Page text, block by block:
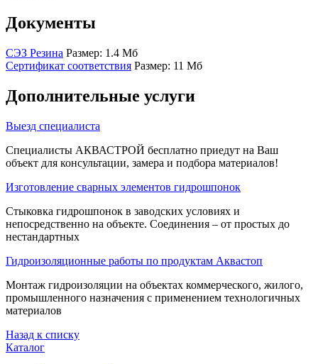
Документы
СЭЗ Резина Размер: 1.4 Мб
Сертификат соответствия Размер: 11 Мб
Дополнительные услуги
Выезд специалиста
Специалисты АКВАСТРОЙ бесплатно приедут на Ваш
объект для консультации, замера и подбора материалов!
Изготовление сварных элементов гидрошпонок
Стыковка гидрошпонок в заводских условиях и
непосредственно на объекте. Соединения – от простых до
нестандартных
Гидроизоляционные работы по продуктам Аквастоп
Монтаж гидроизоляции на объектах коммерческого, жилого,
промышленного назначения с применением технологичных
материалов
Назад к списку
Каталог